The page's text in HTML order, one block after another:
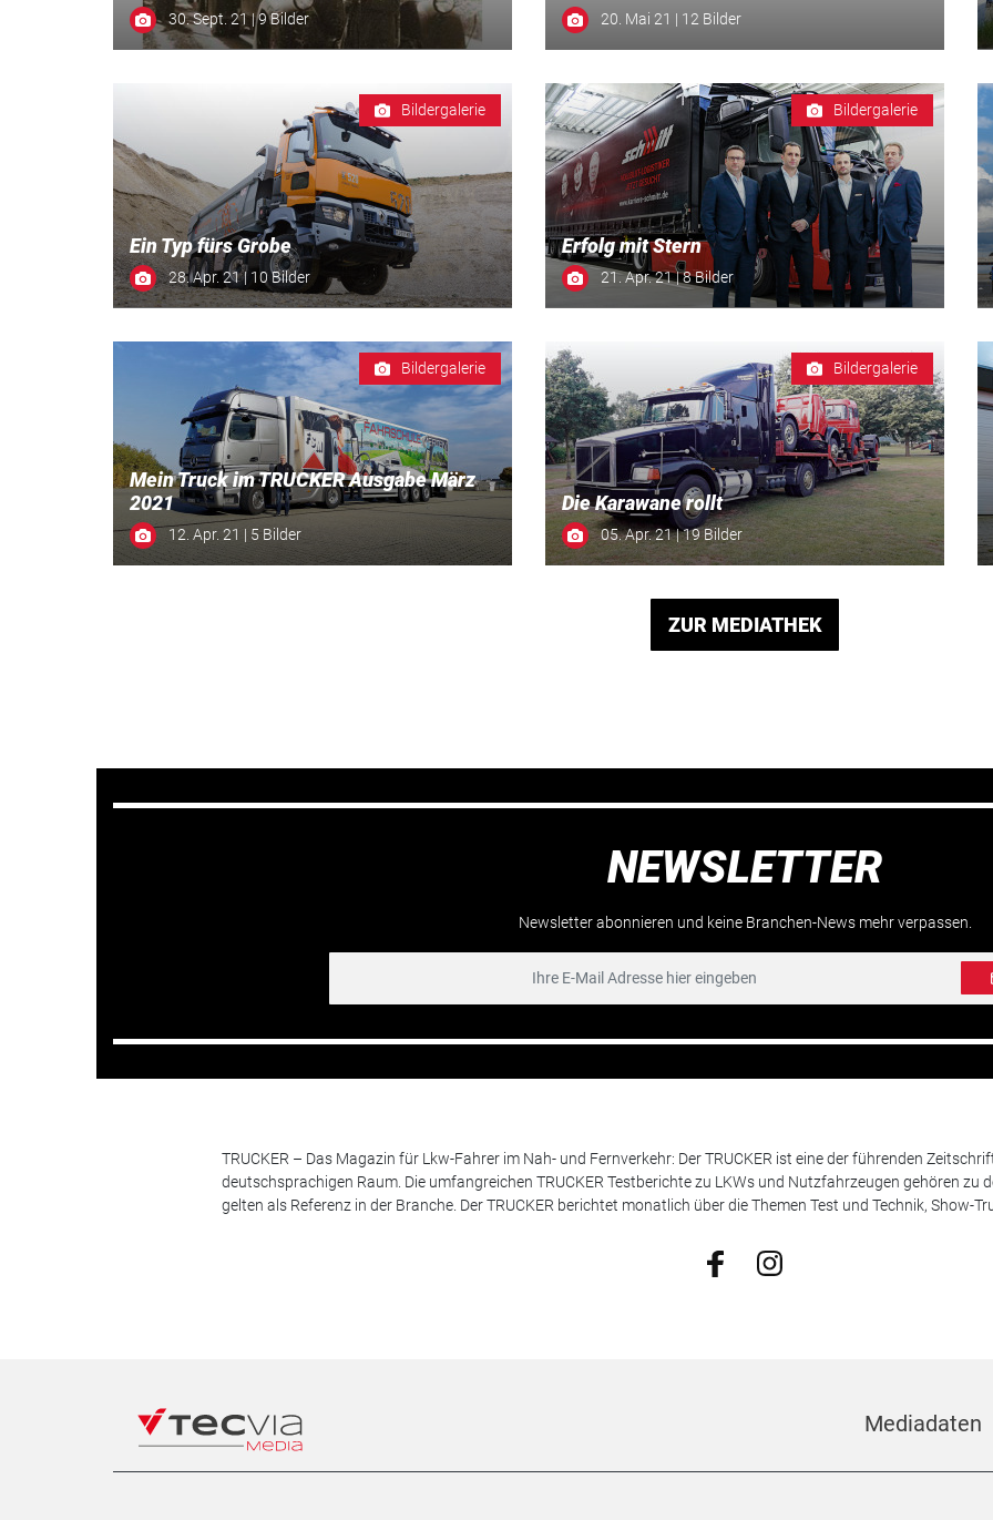
30. Sept. 21 | 9 Bilder 20. Mai 21 | 12 Bilder
Bildergalerie
Ein Typ fürs Grobe
28. Apr. 21 | 10 Bilder
Bildergalerie
Erfolg mit Stern
21. Apr. 21 | 8 Bilder
Bildergalerie
Mein Truck im TRUCKER Ausgabe März
2021
12. Apr. 21 | 5 Bilder
Bildergalerie
Die Karawane rollt
05. Apr. 21 | 19 Bilder
ZUR MEDIATHEK
NEWSLETTER
Newsletter abonnieren und keine Branchen-News mehr verpassen.
TRUCKER – Das Magazin für Lkw-Fahrer im Nah- und Fernverkehr: Der TRUCKER ist eine der führenden
deutschsprachigen Raum. Die umfangreichen TRUCKER Testberichte zu LKWs und Nutzfahrzeugen gehören zu
gelten als Referenz in der Branche. Der TRUCKER berichtet monatlich über die Themen Test und Technik, Show-
Mediadaten